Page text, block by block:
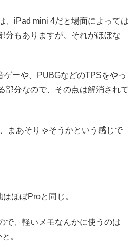
、iPad mini 4だと場面によっては
分もありますが、それがほぼな
ゲーや、PUBGなどのTPSをやっ
部分なので、その点は解消されて
まあそりゃそうかという感じで
ほぼProと同じ。
で、軽いメモなんかに使うのは
。